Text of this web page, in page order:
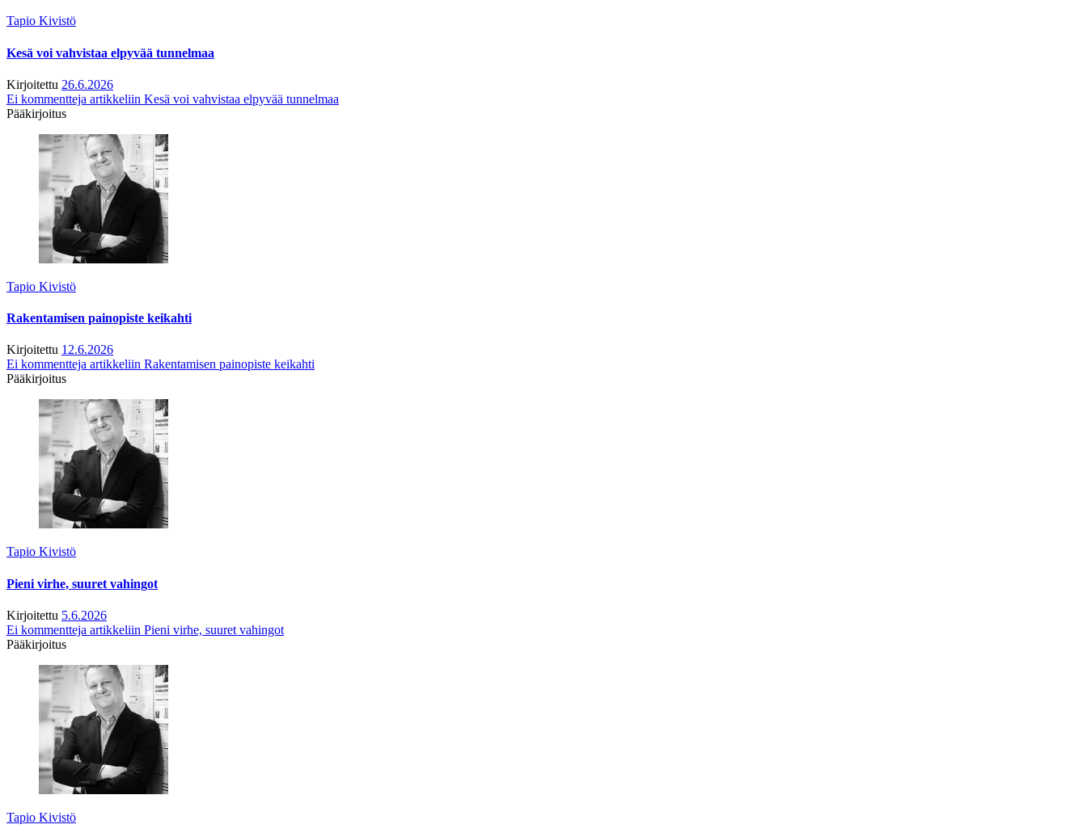
Tapio Kivistö
Kesä voi vahvistaa elpyvää tunnelmaa
Kirjoitettu 26.6.2026
Ei kommentteja artikkeliin Kesä voi vahvistaa elpyvää tunnelmaa
Pääkirjoitus
Tapio Kivistö
Rakentamisen painopiste keikahti
Kirjoitettu 12.6.2026
Ei kommentteja artikkeliin Rakentamisen painopiste keikahti
Pääkirjoitus
Tapio Kivistö
Pieni virhe, suuret vahingot
Kirjoitettu 5.6.2026
Ei kommentteja artikkeliin Pieni virhe, suuret vahingot
Pääkirjoitus
Tapio Kivistö